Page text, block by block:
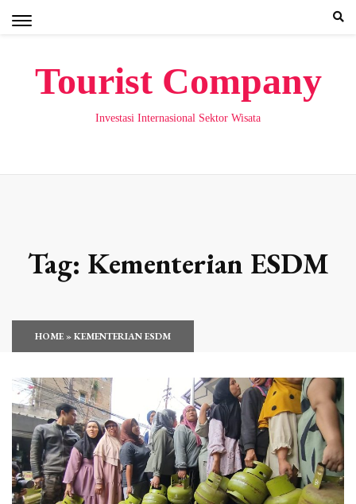
Tourist Company
Investasi Internasional Sektor Wisata
Tag: Kementerian ESDM
HOME»KEMENTERIAN ESDM